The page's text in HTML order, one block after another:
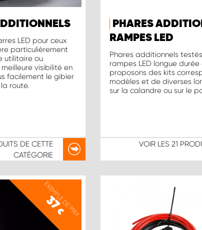
LED pour ceux
particulièrement
utilitaire ou
visibilité en
facilement le gibier
route.
DE CETTE
CATÉGORIE
PHARES
RAMPES LED
Phares additionnels
rampes LED longue durée
proposons des kits
modèles et de diverses
sur la calandre ou sur le
VOIR LES 21
EXEMPLE DE PRIX
37
€